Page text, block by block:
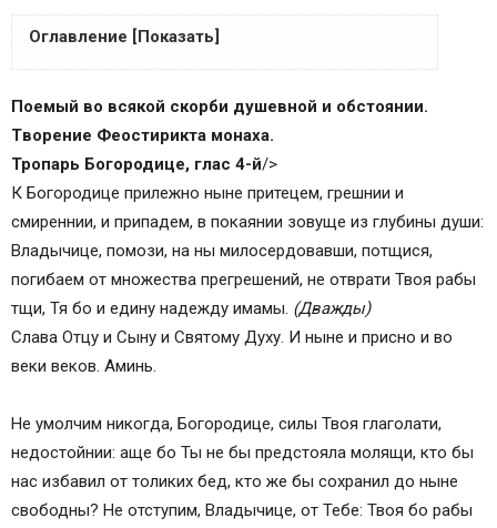
Оглавление [Показать]
Чтение канона в наши дни
О языке канона
Основные виды молебных песнопений
Пресвятой Богородице
Канон молебный ко Пресвятой Богородице
Канон покаянный ко Пресвятой Богородице
Канон Богородице перед причастием
Значение канонов ко Пресвятой Богородице
Поемый во всякой скорби душевной и обстоянии.
Tворение Феостирикта монаха.
Тропaрь Богородице, глас 4-й/>
К Богородице прилежно ныне притецем, грешнии и
смиреннии, и припадем, в покаянии зовуще из глубины души:
Владычице, помози, на ны милосердовавши, потщися,
погибaем от множества прегрешений, не отврати Твоя рабы
тщи, Тя бо и едину надежду имамы. (Дважды)
Слава Отцу и Сыну и Святому Духу. И ныне и присно и во
веки веков. Аминь.
Не умолчим никогда, Богородице, силы Твоя глаголати,
недостойнии: aще бо Ты не бы предстояла молящи, кто бы
нас избaвил от толиких бед, кто же бы сохранил до ныне
свободны? Не отступим, Владычице, от Тебе: Твоя бо рабы